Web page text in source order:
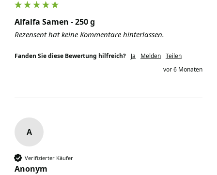
Alfalfa Samen - 250 g
Rezensent hat keine Kommentare hinterlassen.
Fanden Sie diese Bewertung hilfreich? Ja Melden Teilen
vor 6 Monaten
A
Verifizierter Käufer
Anonym